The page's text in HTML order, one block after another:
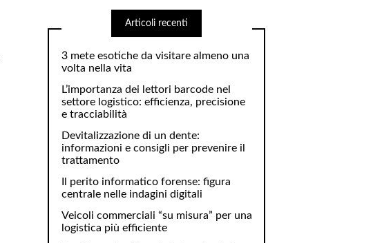
Articoli recenti
3 mete esotiche da visitare almeno una
volta nella vita
L’importanza dei lettori barcode nel
settore logistico: efficienza, precisione
e tracciabilità
Devitalizzazione di un dente:
informazioni e consigli per prevenire il
trattamento
Il perito informatico forense: figura
centrale nelle indagini digitali
Veicoli commerciali “su misura” per una
logistica più efficiente